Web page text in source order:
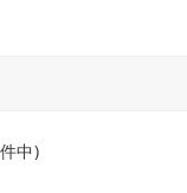
中)